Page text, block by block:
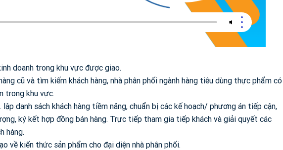
doanh trong khu vực được giao.
cũ và tìm kiếm khách hàng, nhà phân phối ngành hàng tiêu dùng thực phẩm có
trong khu vực.
danh sách khách hàng tiềm năng, chuẩn bị các kế hoạch/ phương án tiếp cận,
ký kết hợp đồng bán hàng. Trực tiếp tham gia tiếp khách và giải quyết các
hàng.
về kiến thức sản phẩm cho đại diện nhà phân phối.